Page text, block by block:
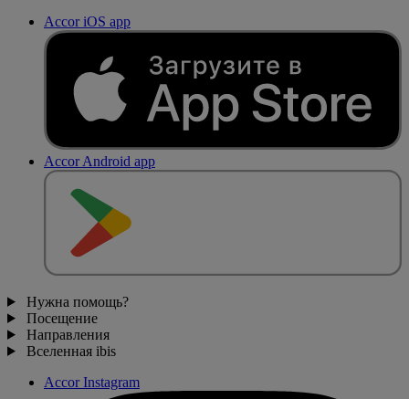
Accor iOS app
Accor Android app
Нужна помощь?
Посещение
Направления
Вселенная ibis
Accor Instagram